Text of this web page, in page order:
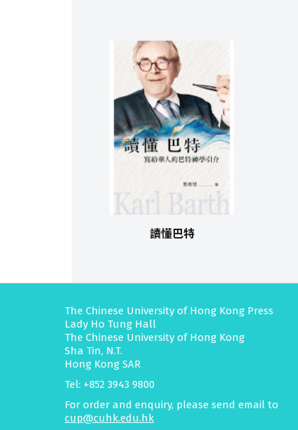
讀懂巴特
The Chinese University of Hong Kong Press
Lady Ho Tung Hall
The Chinese University of Hong Kong
Sha Tin, N.T.
Hong Kong SAR
Tel: +852 3943 9800
For order and enquiry, please send email to
cup@cuhk.edu.hk